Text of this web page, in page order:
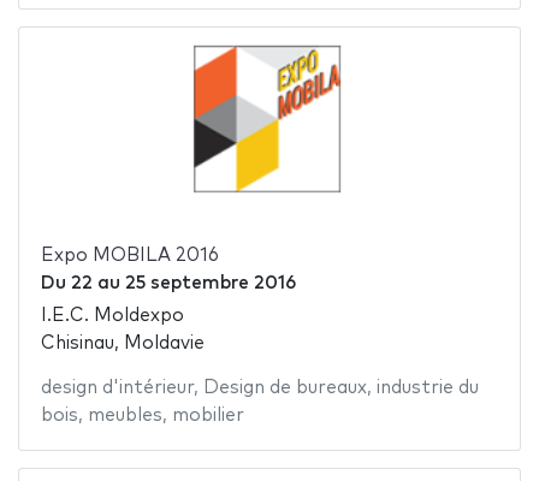
Expo MOBILA 2016
Du 22 au 25 septembre 2016
I.E.C. Moldexpo
Chisinau, Moldavie
design d'intérieur, Design de bureaux, industrie du
bois, meubles, mobilier